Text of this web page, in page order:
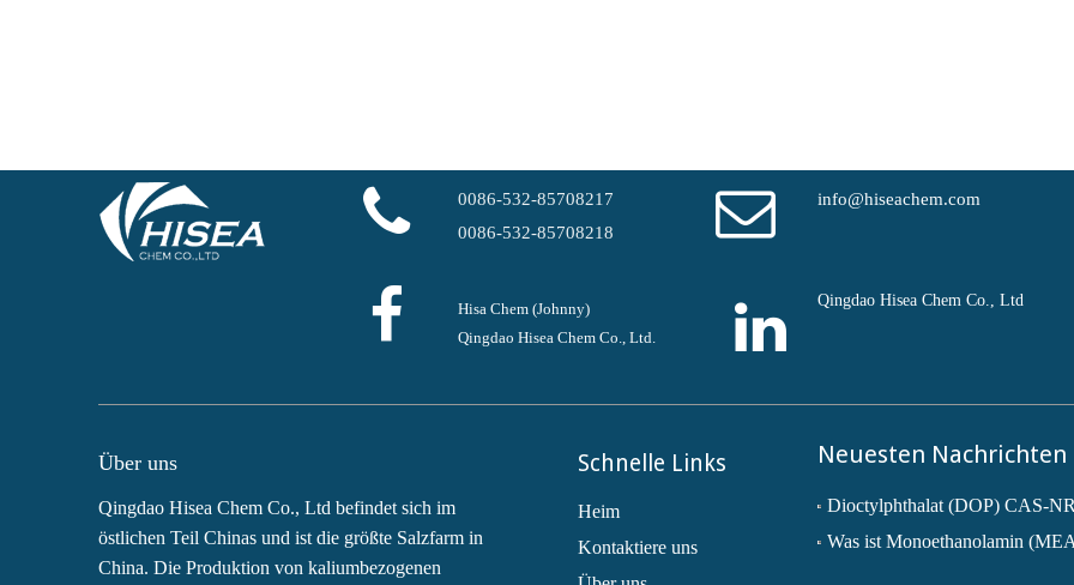
0086-532-85708217
0086-532-85708218
info@hiseachem.com
Hisa Chem (Johnny)
Qingdao Hisea Chem Co., Ltd.
Qingdao Hisea Chem Co., Ltd
Über uns
Qingdao Hisea Chem Co., Ltd befindet sich im
östlichen Teil Chinas und ist die größte Salzfarm in
China. Die Produktion von kaliumbezogenen
Schnelle Links
Heim
Kontaktiere uns
Neuesten Nachrichten
Was ist Monoethanolamin